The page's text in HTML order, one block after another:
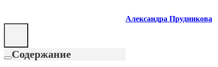
Александра Прудникова
Содержание